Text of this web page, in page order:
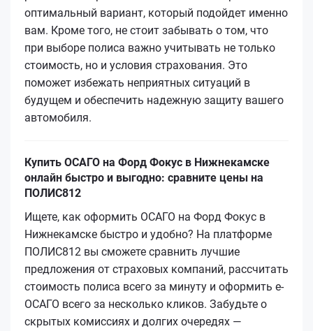
оптимальный вариант, который подойдет именно
вам. Кроме того, не стоит забывать о том, что
при выборе полиса важно учитывать не только
стоимость, но и условия страхования. Это
поможет избежать неприятных ситуаций в
будущем и обеспечить надежную защиту вашего
автомобиля.
Купить ОСАГО на Форд Фокус в Нижнекамске
онлайн быстро и выгодно: сравните цены на
ПОЛИС812
Ищете, как оформить ОСАГО на Форд Фокус в
Нижнекамске быстро и удобно? На платформе
ПОЛИС812 вы сможете сравнить лучшие
предложения от страховых компаний, рассчитать
стоимость полиса всего за минуту и оформить е-
ОСАГО всего за несколько кликов. Забудьте о
скрытых комиссиях и долгих очередях —